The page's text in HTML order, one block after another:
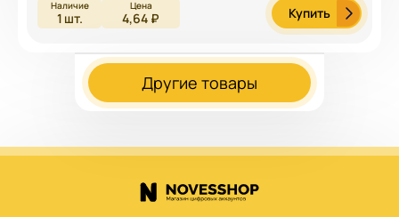
1 шт. 4,64 ₽ Купить
Другие товары